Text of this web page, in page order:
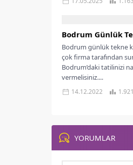
Bodrum Günlük
Bodrum günlük tekne
çok firma tarafından
Bodrum’daki tatilinizi
vermelisiniz....
14.12.2022 1.921
YORUMLAR